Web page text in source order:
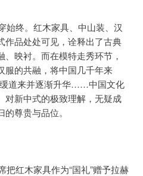
作品处处可见，诠释出了古典
映衬。而在模特走秀环节，
服的共融，将中国几千年来
缓道来并逐渐升华……中国文化
对新中式的极致理解，无疑成
尊贵与品位。